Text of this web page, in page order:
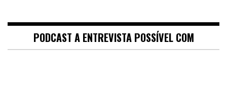
PODCAST A ENTREVISTA POSSÍVEL COM